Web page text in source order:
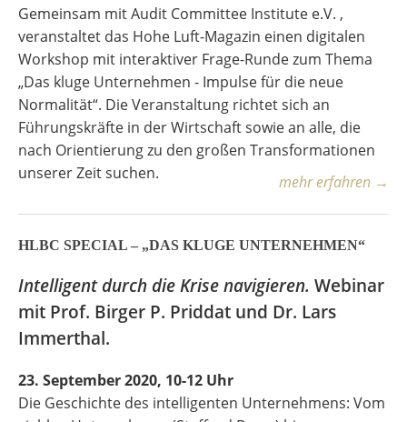
Gemeinsam mit Audit Committee Institute e.V. ,
veranstaltet das Hohe Luft-Magazin einen digitalen
Workshop mit interaktiver Frage-Runde zum Thema
„Das kluge Unternehmen - Impulse für die neue
Normalität“. Die Veranstaltung richtet sich an
Führungskräfte in der Wirtschaft sowie an alle, die
nach Orientierung zu den großen Transformationen
unserer Zeit suchen.
mehr erfahren →
HLBC SPECIAL – „DAS KLUGE UNTERNEHMEN“
Intelligent durch die Krise navigieren. Webinar
mit Prof. Birger P. Priddat und Dr. Lars
Immerthal.
23. September 2020, 10-12 Uhr
Die Geschichte des intelligenten Unternehmens: Vom